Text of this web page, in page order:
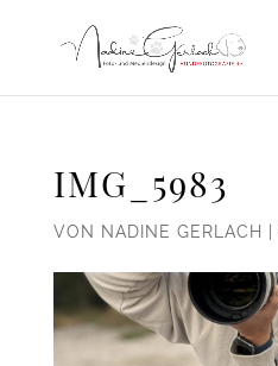
IMG_5983
VON NADINE GERLACH